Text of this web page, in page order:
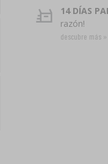
14 DÍAS
razón!
descubre más »